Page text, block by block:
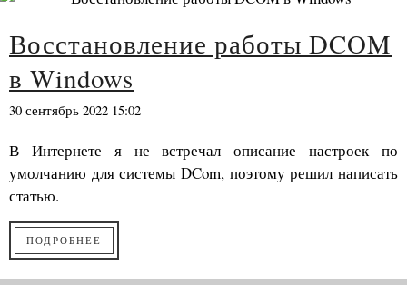
Восстановление работы DCOM
в Windows
30 сентябрь 2022 15:02
В Интернете я не встречал описание настроек по
умолчанию для системы DCom, поэтому решил написать
статью.
ПОДРОБНЕЕ